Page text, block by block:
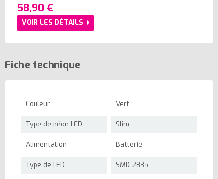
58,90 €
VOIR LES DÉTAILS
Fiche technique
Couleur Vert
Type de néon LED Slim
Alimentation Batterie
Type de LED SMD 2835